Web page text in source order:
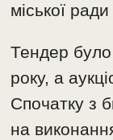
міської
Тендер
року, а
Спочатку з
на